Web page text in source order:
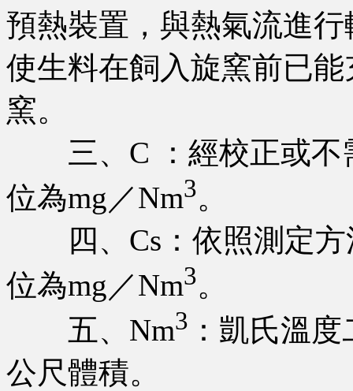
預熱裝置，與熱氣流進
使生料在飼入旋窯前已
窯。
三、C ：經校正或不
位為mg／Nm3。
四、Cs：依照測定方
位為mg／Nm3。
五、Nm3 ：凱氏溫
公尺體積。